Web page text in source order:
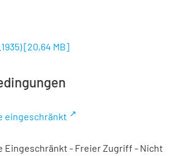
[20,64 MB]
eingeschränkt
Eingeschränkt - Freier Zugriff - Nicht